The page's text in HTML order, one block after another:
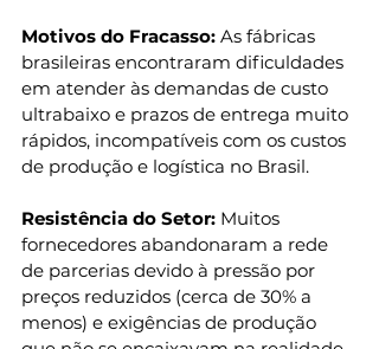
Motivos do Fracasso: As fábricas
brasileiras encontraram dificuldades
em atender às demandas de custo
ultrabaixo e prazos de entrega muito
rápidos, incompatíveis com os custos
de produção e logística no Brasil.
Resistência do Setor: Muitos
fornecedores abandonaram a rede
de parcerias devido à pressão por
preços reduzidos (cerca de 30% a
menos) e exigências de produção